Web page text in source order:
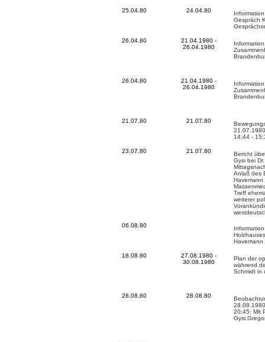
25.04.80 24.04.80
Gespräch
26.04.80
21.04.1980 -
26.04.1980
26.04.80
21.04.1980 -
26.04.1980
21.07.80 21.07.80
14:44 -
23.07.80 21.07.80
Bericht
Gysi bei
Anlaß des
Havemann
Treff
weiterer
06.08.80
Havemann
18.08.80
27.08.1980 -
30.08.1980
Plan der
während
Schmidt in
28.08.80 28.08.80
20:45; Mit